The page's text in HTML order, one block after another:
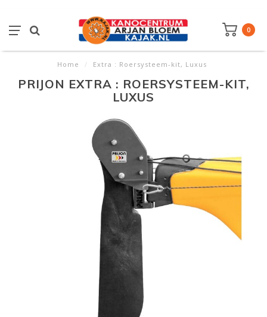
0
Home / Extra : Roersysteem-kit, Luxus
PRIJON EXTRA : ROERSYSTEEM-KIT,
LUXUS